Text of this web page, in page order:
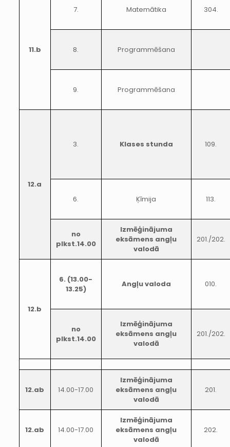
11.b
7. Matemātika 304.
8. Programmēšana
9. Programmēšana
12.a
3. Klases stunda 109.
6. Ķīmija 113.
no
plkst.14.00
Izmēģinājuma
eksāmens angļu
valodā
201./202.
12.b
6. (13.00-
13.25)
Angļu valoda 010.
no
plkst.14.00
Izmēģinājuma
eksāmens angļu
valodā
201./202.
12.ab 14.00-17.00
Izmēģinājuma
eksāmens angļu
valodā
201.
12.ab 14.00-17.00
Izmēģinājuma
eksāmens angļu
valodā
202.